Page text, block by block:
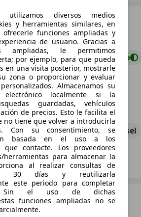
€ 22.9001 Preciojusto
01/2020 72.000 km Diésel
diversos medios
y herramientas similares, en
funciones ampliadas y
de usuario. Gracias a
ampliadas, le permitimos
por ejemplo, para que pueda
en una visita posterior, mostrarle
zona o proporcionar y evaluar
Almacenamos su
localmente si la
guardadas, vehículos
de precios. Esto le facilita el
no tiene que volver a introducirla
Con su consentimiento, se
basada en el uso a los
contacte. Los proveedores
herramientas para almacenar la
al realizar consultas de
30 días y reutilizarla
este periodo para completar
Sin el uso de dichas
funciones ampliadas no se